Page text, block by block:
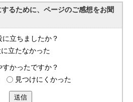
るために、ページのご感想をお聞
立ちましたか？
立たなかった
かったですか？
見つけにくかった
送信